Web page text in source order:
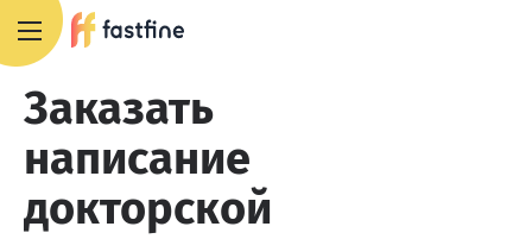
Заказать
написание
докторской